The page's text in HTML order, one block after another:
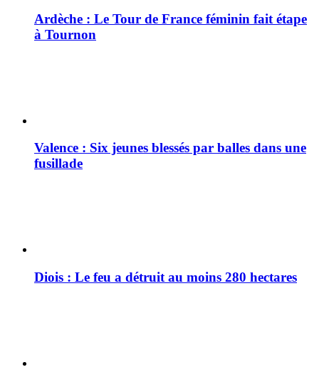
Ardèche : Le Tour de France féminin fait étape
à Tournon
Valence : Six jeunes blessés par balles dans une
fusillade
Diois : Le feu a détruit au moins 280 hectares